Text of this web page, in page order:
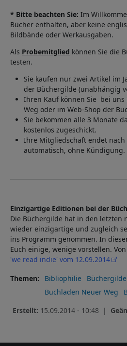
* Bitte beachten Sie: Im
Bücher enthalten, aber keine
Bildbände oder Werkausgaben.
Als Probemitglied können Sie die
testen.
Sie kaufen nur zwei Artikel im
der Büchergilde (unabhängig
Ihren Kauf können Sie bei
Weg oder im Web-Shop der
Sie bekommen alle 3 Monate
kostenlos zugeschickt.
Ihre Mitgliedschaft endet nach
automatisch, ohne Kündigung.
Einzigartige Editionen bei der
Die Büchergilde hat in den letzten
wieder einzigartige und zugleich
ins Programm genommen. In
Euch einige, wenige vorstellen.
'we read indie' vom 12.09.2014
Themen Bibliophilie
Büchergilde
Buchladen Neuer Weg
Erstellt: 15.09.2014 - 10:48 |